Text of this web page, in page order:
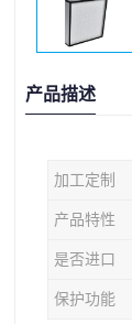
产品描述
加工定制
产品特性
是否进口
保护功能